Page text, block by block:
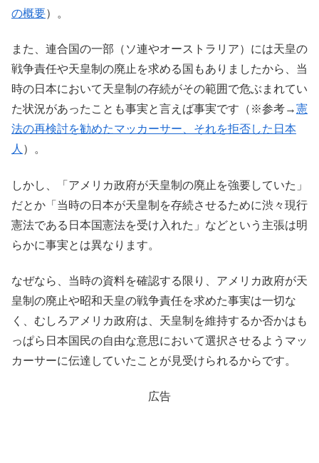
の概要）。
また、連合国の一部（ソ連やオーストラリア）には天皇の
戦争責任や天皇制の廃止を求める国もありましたから、当
時の日本において天皇制の存続がその範囲で危ぶまれてい
た状況があったことも事実と言えば事実です（※参考→憲
法の再検討を勧めたマッカーサー、それを拒否した日本
人 ）。
しかし、「アメリカ政府が天皇制の廃止を強要していた」
だとか「当時の日本が天皇制を存続させるために渋々現行
憲法である日本国憲法を受け入れた」などという主張は明
らかに事実とは異なります。
なぜなら、当時の資料を確認する限り、アメリカ政府が天
皇制の廃止や昭和天皇の戦争責任を求めた事実は一切な
く、むしろアメリカ政府は、天皇制を維持するか否かはも
っぱら日本国民の自由な意思において選択させるようマッ
カーサーに伝達していたことが見受けられるからです。
広告